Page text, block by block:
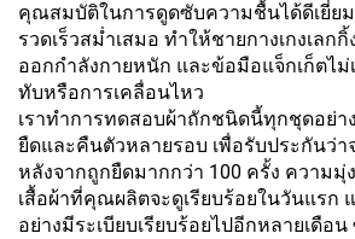
คุณสมบัติในการดูดซับความชื้นได้ดีเยี่ย
รวดเร็วสม่ำเสมอ ทำให้ชายกางเกงเลก
ออกกำลังกายหนัก และข้อมือแจ็กเก็ตไม่
ทับหรือการเคลื่อนไหว
เราทำการทดสอบผ้าถักชนิดนี้ทุกชุดอย่า
ยืดและคืนตัวหลายรอบ เพื่อรับประกันว่
หลังจากถูกยืดมากกว่า 100 ครั้ง ความ
เสื้อผ้าที่คุณผลิตจะดูเรียบร้อยในวันแรก
อย่างมีระเบียบเรียบร้อยไปอีกหลายเดือ